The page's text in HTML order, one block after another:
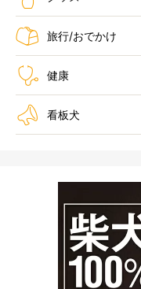
旅行/おでかけ
健康
看板犬